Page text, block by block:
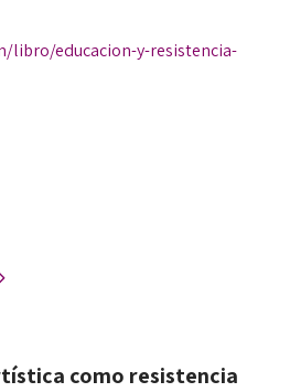
libro/educacion-y-resistencia-
como resistencia